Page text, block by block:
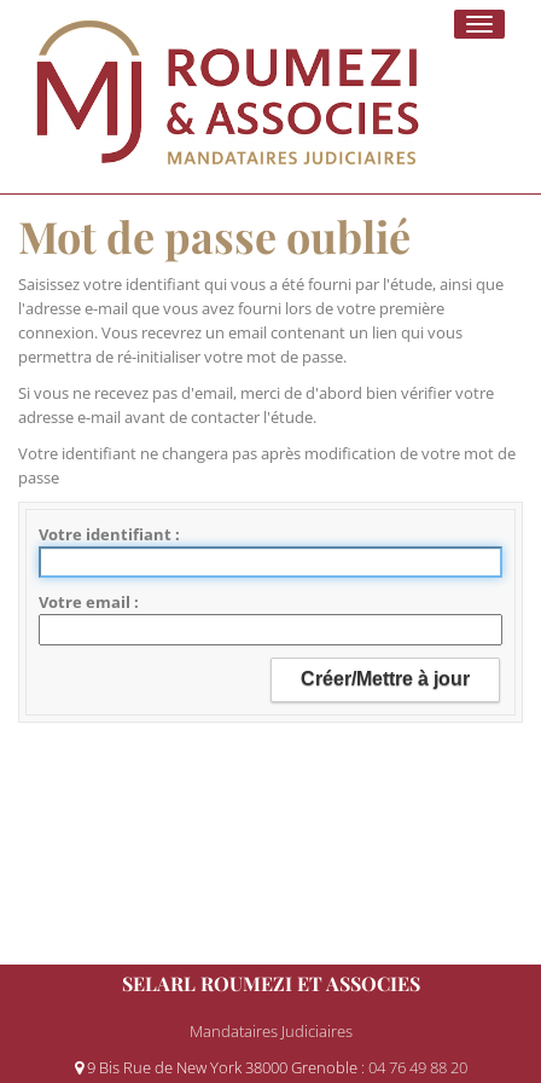
Toggle
Mot de passe oublié
Saisissez votre identifiant qui vous a été fourni par l'étude, ainsi que
l'adresse e-mail que vous avez fourni lors de votre première
connexion. Vous recevrez un email contenant un lien qui vous
permettra de ré-initialiser votre mot de passe.
Si vous ne recevez pas d'email, merci de d'abord bien vérifier votre
adresse e-mail avant de contacter l'étude.
Votre identifiant ne changera pas après modification de votre mot de
passe
Votre identifiant
Votre email
SELARL ROUMEZI ET ASSOCIES
Mandataires Judiciaires
9 Bis Rue de New York 38000 Grenoble : 04 76 49 88 20